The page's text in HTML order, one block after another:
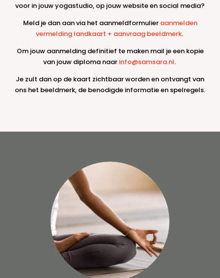
voor in jouw yogastudio, op jouw website en social media?
Meld je dan aan via het aanmeldformulier aanmelden
vermelding landkaart + aanvraag beeldmerk.
Om jouw aanmelding definitief te maken mail je een kopie
van jouw diploma naar info@samsara.nl.
Je zult dan op de kaart zichtbaar worden en ontvangt van
ons het beeldmerk, de benodigde informatie en spelregels.